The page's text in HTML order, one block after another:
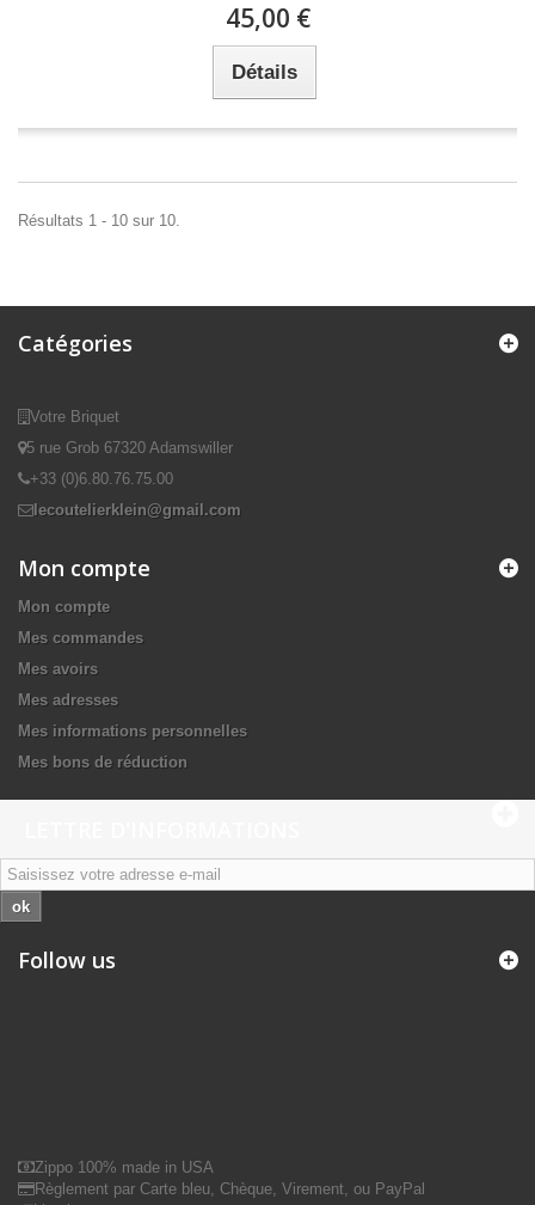
45,00 €
Détails
Résultats 1 - 10 sur 10.
Catégories
Votre Briquet
5 rue Grob 67320 Adamswiller
+33 (0)6.80.76.75.00
lecoutelierklein@gmail.com
Mon compte
Mon compte
Mes commandes
Mes avoirs
Mes adresses
Mes informations personnelles
Mes bons de réduction
ok
Follow us
Zippo 100% made in USA
Règlement par Carte bleu, Chèque, Virement, ou PayPal